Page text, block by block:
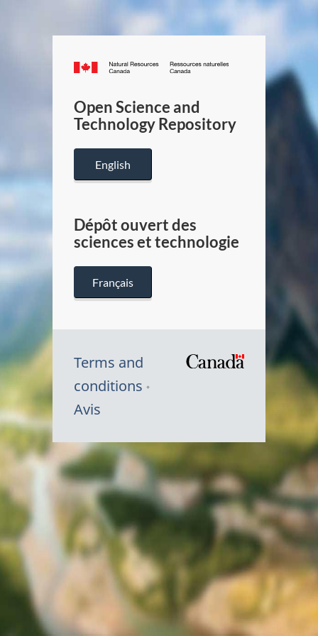
Canada.ca
/
Canada
Open Science and
Technology Repository
English
Dépôt ouvert des
sciences et technologie
Français
Terms and
conditions
Avis
Canada